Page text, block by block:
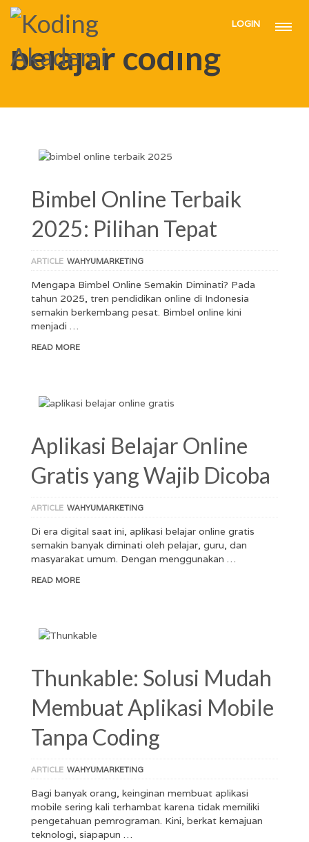
LOGIN
HOME BELAJAR CODING
belajar coding
Bimbel Online Terbaik
2025: Pilihan Tepat
ARTICLE WAHYUMARKETING
Mengapa Bimbel Online Semakin Diminati? Pada
tahun 2025, tren pendidikan online di Indonesia
semakin berkembang pesat. Bimbel online kini
menjadi …
READ MORE
Aplikasi Belajar Online
Gratis yang Wajib Dicoba
ARTICLE WAHYUMARKETING
Di era digital saat ini, aplikasi belajar online gratis
semakin banyak diminati oleh pelajar, guru, dan
masyarakat umum. Dengan menggunakan …
READ MORE
Thunkable: Solusi Mudah
Membuat Aplikasi Mobile
Tanpa Coding
ARTICLE WAHYUMARKETING
Bagi banyak orang, keinginan membuat aplikasi
mobile sering kali terhambat karena tidak memiliki
pengetahuan pemrograman. Kini, berkat kemajuan
teknologi, siapapun …